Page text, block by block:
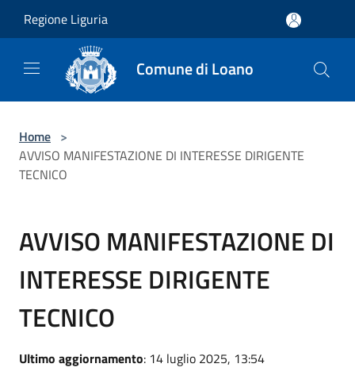
Regione Liguria
Comune di Loano
Home >
AVVISO MANIFESTAZIONE DI INTERESSE DIRIGENTE
TECNICO
AVVISO MANIFESTAZIONE DI
INTERESSE DIRIGENTE
TECNICO
Ultimo aggiornamento: 14 luglio 2025, 13:54